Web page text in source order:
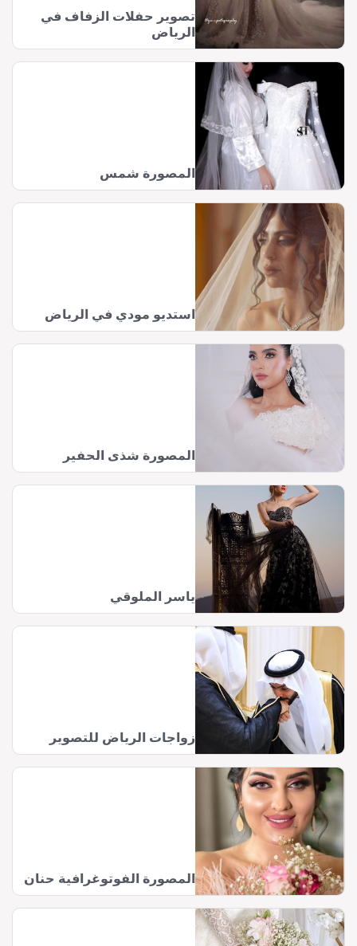
تصوير حفلات الزفاف في
الرياض
المصورة شمس
استديو مودي في الرياض
المصورة شذى الحفير
ياسر الملوقي
زواجات الرياض للتصوير
المصورة الفوتوغرافية حنان